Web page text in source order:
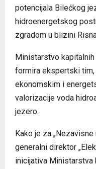
potencijala Bilećkog
hidroenergetskog
zgradom u blizini
Ministarstvo
formira ekspertski
ekonomskim i
valorizacije voda
jezero.
Kako je za
generalni direktor
inicijativa Ministarstva